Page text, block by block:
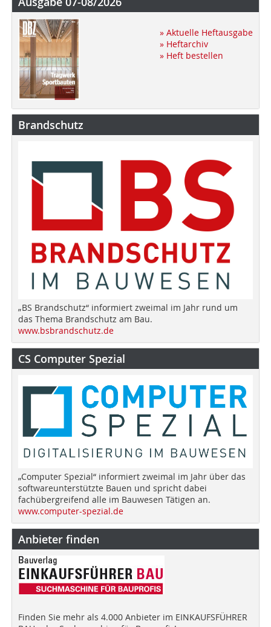
» Aktuelle Heftausgabe
» Heftarchiv
» Heft bestellen
Brandschutz
„BS Brandschutz“ informiert zweimal im Jahr rund um
das Thema Brandschutz am Bau.
www.bsbrandschutz.de
CS Computer Spezial
„Computer Spezial“ informiert zweimal im Jahr über das
softwareunterstützte Bauen und spricht dabei
fachübergreifend alle im Bauwesen Tätigen an.
www.computer-spezial.de
Anbieter finden
Finden Sie mehr als 4.000 Anbieter im EINKAUFSFÜHRER